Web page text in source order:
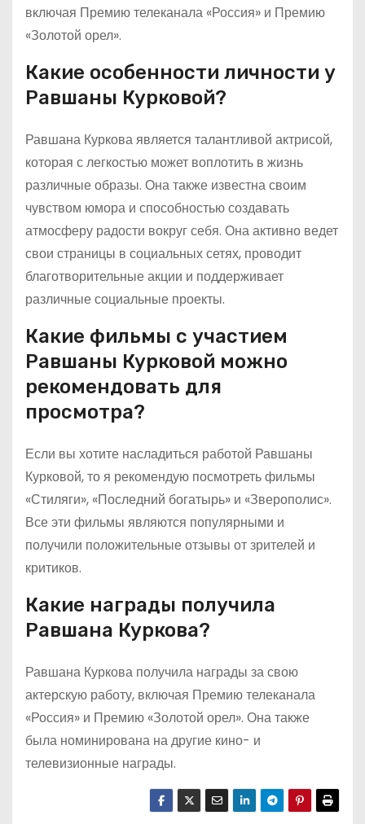
включая Премию телеканала «Россия» и Премию
«Золотой орел».
Какие особенности личности у
Равшаны Курковой?
Равшана Куркова является талантливой актрисой,
которая с легкостью может воплотить в жизнь
различные образы. Она также известна своим
чувством юмора и способностью создавать
атмосферу радости вокруг себя. Она активно ведет
свои страницы в социальных сетях, проводит
благотворительные акции и поддерживает
различные социальные проекты.
Какие фильмы с участием
Равшаны Курковой можно
рекомендовать для
просмотра?
Если вы хотите насладиться работой Равшаны
Курковой, то я рекомендую посмотреть фильмы
«Стиляги», «Последний богатырь» и «Зверополис».
Все эти фильмы являются популярными и
получили положительные отзывы от зрителей и
критиков.
Какие награды получила
Равшана Куркова?
Равшана Куркова получила награды за свою
актерскую работу, включая Премию телеканала
«Россия» и Премию «Золотой орел». Она также
была номинирована на другие кино- и
телевизионные награды.